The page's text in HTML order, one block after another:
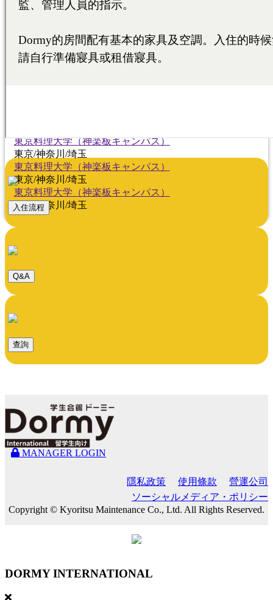
東京料理大学（神楽板キャンパス）
東京料理大学（神楽板キャンパス）
東京/神奈川/埼玉
東京料理大学（神楽板キャンパス）
東京料理大学（神楽板キャンパス）
東京/神奈川/埼玉
東京料理大学（神楽板キャンパス）
東京/神奈川/埼玉
東京料理大学（神楽板キャンパス）
東京/神奈川/埼玉
入住流程
Q&A
查詢
MANAGER LOGIN
隱私政策 使用條款
營運公司
ソーシャルメディア・ポリシー
Copyright © Kyoritsu Maintenance Co., Ltd. All Rights Reserved.
DORMY INTERNATIONAL